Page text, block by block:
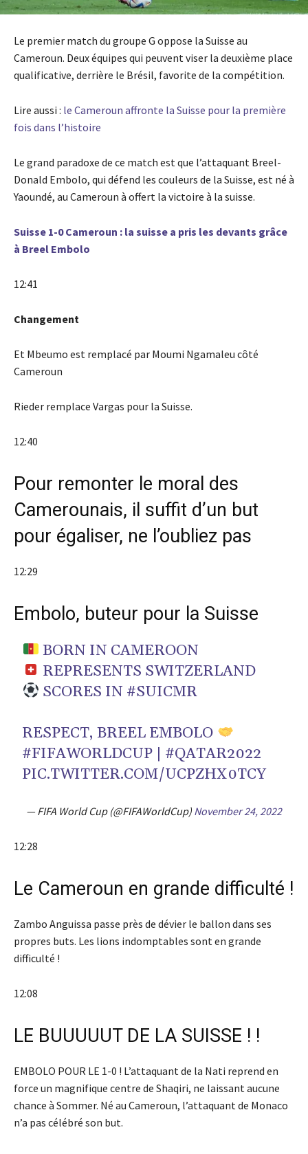
Le premier match du groupe G oppose la Suisse au
Cameroun. Deux équipes qui peuvent viser la deuxième place
qualificative, derrière le Brésil, favorite de la compétition.
Lire aussi : le Cameroun affronte la Suisse pour la première
fois dans l’histoire
Le grand paradoxe de ce match est que l’attaquant Breel-
Donald Embolo, qui défend les couleurs de la Suisse, est né à
Yaoundé, au Cameroun à offert la victoire à la suisse.
Suisse 1-0 Cameroun : la suisse a pris les devants grâce
à Breel Embolo
12:41
Changement
Et Mbeumo est remplacé par Moumi Ngamaleu côté
Cameroun
Rieder remplace Vargas pour la Suisse.
12:40
Pour remonter le moral des
Camerounais, il suffit d’un but
pour égaliser, ne l’oubliez pas
12:29
Embolo, buteur pour la Suisse
BORN IN CAMEROON
REPRESENTS SWITZERLAND
SCORES IN #SUICMR
RESPECT, BREEL EMBOLO
#FIFAWORLDCUP
#QATAR2022
PIC.TWITTER.COM/UCPZHX0TCY
— FIFA World Cup (@FIFAWorldCup) November 24, 2022
12:28
Le Cameroun en grande difficulté !
Zambo Anguissa passe près de dévier le ballon dans ses
propres buts. Les lions indomptables sont en grande
difficulté !
12:08
LE BUUUUUT DE LA SUISSE ! !
EMBOLO POUR LE 1-0 ! L’attaquant de la Nati reprend en
force un magnifique centre de Shaqiri, ne laissant aucune
chance à Sommer. Né au Cameroun, l’attaquant de Monaco
n’a pas célébré son but.